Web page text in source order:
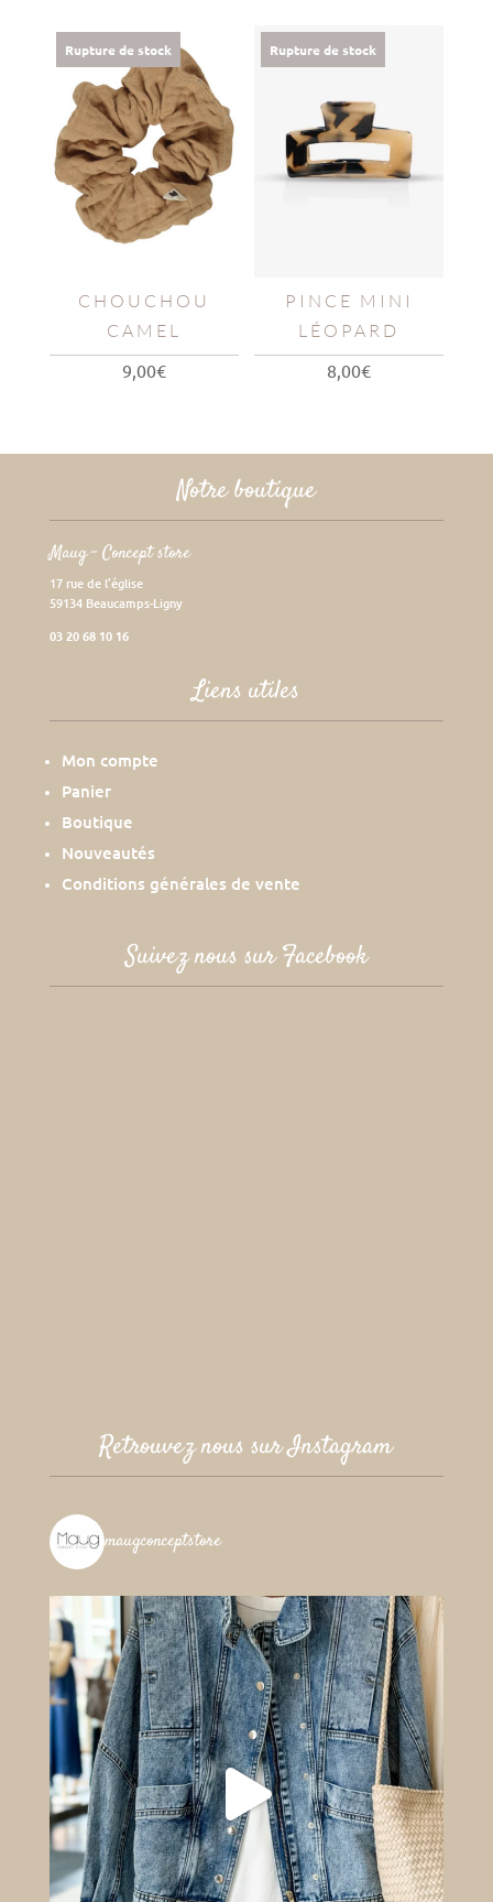
Rupture de stock
CHOUCHOU
CAMEL
9,00€
Rupture de stock
PINCE MINI
LÉOPARD
8,00€
Notre boutique
Maug – Concept store
17 rue de l’église
59134 Beaucamps-Ligny
03 20 68 10 16
Liens utiles
Mon compte
Panier
Boutique
Nouveautés
Conditions générales de vente
Suivez nous sur Facebook
Retrouvez nous sur Instagram
maugconceptstore